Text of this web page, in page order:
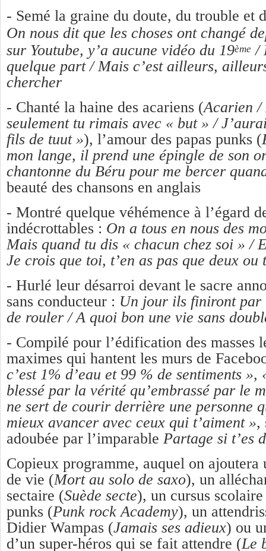
- Semé la graine du doute, du trouble et
On nous dit que les choses ont changé
sur Youtube, y’a aucune vidéo du 19ème /
quelque part / Mais c’est ailleurs,
chercher
- Chanté la haine des acariens (Acarien /
seulement tu rimais avec « but » /
fils de tuut »), l’amour des papas punks (
mon lange, il prend une épingle de son
chantonne du Béru pour me bercer
beauté des chansons en anglais
- Montré quelque véhémence à l’égard
indécrottables : On a tous en nous des
Mais quand tu dis « chacun chez soi » /
Je crois que toi, t’en as pas que deux ou
- Hurlé leur désarroi devant le sacre
sans conducteur : Un jour ils finiront
de rouler / A quoi bon une vie sans
- Compilé pour l’édification des masses
maximes qui hantent les murs de
c’est 1% d’eau et 99 % de sentiments
blessé par la vérité qu’embrassé par le
ne sert de courir derrière une personne
mieux avancer avec ceux qui t’aiment »,
adoubée par l’imparable Partage si t’es
Copieux programme, auquel on ajoutera
de vie (Mort au solo de saxo), un
sectaire (Suède secte), un cursus
punks (Punk rock Academy), un
Didier Wampas (Jamais ses adieux) ou
d’un super-héros qui se fait attendre (Le